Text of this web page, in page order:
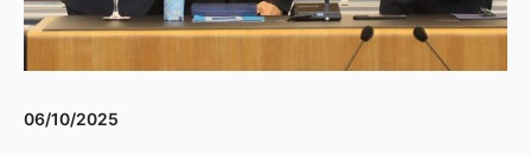
06/10/2025